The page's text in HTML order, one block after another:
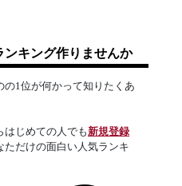
ンキング作りませんか
の1位が何かって知りたくあ
はじめての人でも新規登録
ただけの面白い人気ランキ